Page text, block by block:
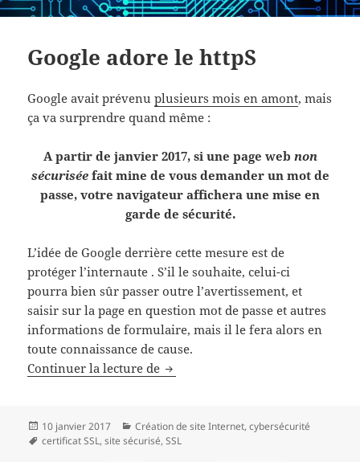
Google adore le httpS
Google avait prévenuplusieurs mois en amont, mais
ça va surprendre quand même :
A partir de janvier 2017, si une page web non
sécuriséefait mine de vous demander un mot de
passe, votre navigateur affichera une mise en
garde de sécurité.
L’idée de Google derrière cette mesure est de
protéger l’internaute . S’il le souhaite, celui-ci
pourra bien sûr passer outre l’avertissement, et
saisir sur la page en question mot de passe et autres
informations de formulaire, mais il le fera alors en
toute connaissance de cause.
Continuer la lecture de Google adore le httpS
Publié
le
10 janvier 2017 Catégories
Création de site Internet,cybersécurité
Mots-
certificat SSL,site sécurisé,SSL